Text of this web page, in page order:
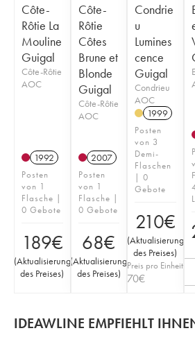
Côte-
Rôtie La
Mouline
Guigal
Côte-Rôtie
AOC
1992
Posten
von 1
Flasche |
0 Gebote
189€
(Aktualisierung
des Preises)
Côte-
Rôtie
Côtes
Brune et
Blonde
Guigal
Côte-Rôtie
AOC
2007
Posten
von 1
Flasche |
0 Gebote
68€
(Aktualisierung
des Preises)
Condrie
u
Lumines
cence
Guigal
Condrieu
AOC
1999
Posten
von 3
Demi-
Flaschen
| 0
Gebote
210€
(Aktualisierung
des Preises)
Preis pro Einheit
70€
IDEAWLINE EMPFIEHLT